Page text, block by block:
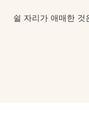
쉴 자리가 애매한 것